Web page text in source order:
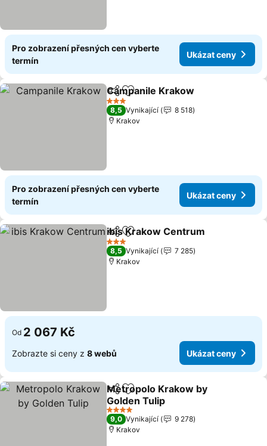
Pro zobrazení přesných cen vyberte
termín
Ukázat ceny
SdíletPřidat na seznam oblíbených
Campanile Krakow
3 Počet hvězdiček
8,5 Vynikající
8 518
Krakov
Pro zobrazení přesných cen vyberte
termín
Ukázat ceny
SdíletPřidat na seznam oblíbených
ibis Krakow Centrum
3 Počet hvězdiček
8,5 Vynikající
7 285
Krakov
Od 2 067 Kč
Zobrazte si ceny z 8 webů Ukázat ceny
SdíletPřidat na seznam oblíbených
Metropolo Krakow by
Golden Tulip
4 Počet hvězdiček
9,0 Vynikající
9 278
Krakov